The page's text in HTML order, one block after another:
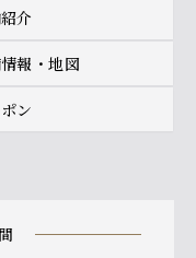
紹介
情報・地図
ポン